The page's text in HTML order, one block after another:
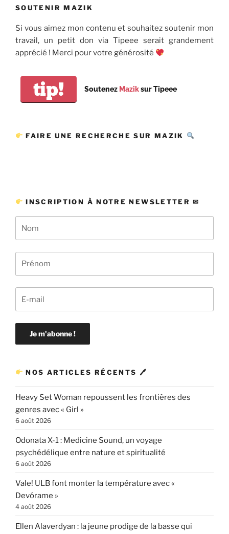
SOUTENIR MAZIK
Si vous aimez mon contenu et souhaitez soutenir mon
travail, un petit don via Tipeee serait grandement
apprécié ! Merci pour votre générosité
tip! Soutenez Maziksur Tipeee
FAIRE UNE RECHERCHE SUR MAZIK
INSCRIPTION À NOTRE NEWSLETTER ✉
NOS ARTICLES RÉCENTS 🖊
Heavy Set Woman repoussent les frontières des
genres avec « Girl »
6 août 2026
Odonata X-1 : Medicine Sound, un voyage
psychédélique entre nature et spiritualité
6 août 2026
Vale! ULB font monter la température avec «
Devórame »
4 août 2026
Ellen Alaverdyan : la jeune prodige de la basse qui